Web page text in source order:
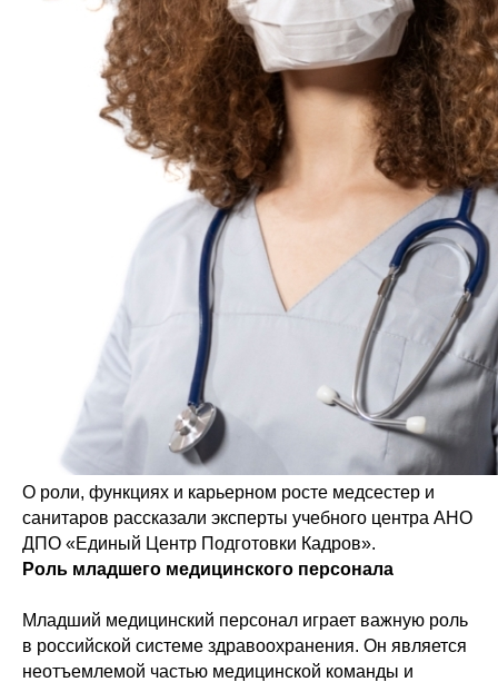
О роли, функциях и карьерном росте медсестер и
санитаров рассказали эксперты учебного центра АНО
ДПО «Единый Центр Подготовки Кадров».
Роль младшего медицинского персонала
Младший медицинский персонал играет важную роль
в российской системе здравоохранения. Он является
неотъемлемой частью медицинской команды и